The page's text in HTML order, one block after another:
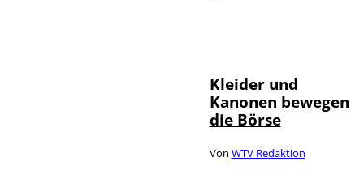
Kleider und
Kanonen bewegen
die Börse
Von WTV Redaktion